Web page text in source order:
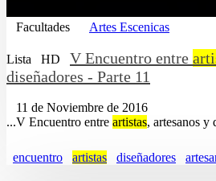
Facultades Artes Escenicas
Lista HD V Encuentro entre
diseñadores - Parte 11
11 de Noviembre de 2016
...V Encuentro entre artistas, artesanos y
encuentro artistas diseñadores